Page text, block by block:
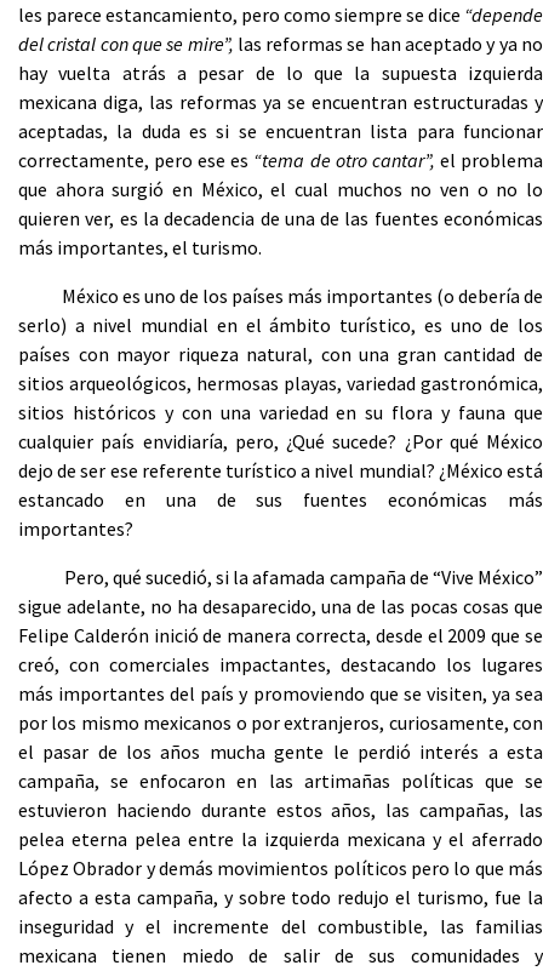
les parece estancamiento, pero como siempre se dice “depende
del cristal con que se mire”, las reformas se han aceptado y ya no
hay vuelta atrás a pesar de lo que la supuesta izquierda
mexicana diga, las reformas ya se encuentran estructuradas y
aceptadas, la duda es si se encuentran lista para funcionar
correctamente, pero ese es “tema de otro cantar”, el problema
que ahora surgió en México, el cual muchos no ven o no lo
quieren ver, es la decadencia de una de las fuentes económicas
más importantes, el turismo.
México es uno de los países más importantes (o debería de
serlo) a nivel mundial en el ámbito turístico, es uno de los
países con mayor riqueza natural, con una gran cantidad de
sitios arqueológicos, hermosas playas, variedad gastronómica,
sitios históricos y con una variedad en su flora y fauna que
cualquier país envidiaría, pero, ¿Qué sucede? ¿Por qué México
dejo de ser ese referente turístico a nivel mundial? ¿México está
estancado en una de sus fuentes económicas más
importantes?
Pero, qué sucedió, si la afamada campaña de “Vive México”
sigue adelante, no ha desaparecido, una de las pocas cosas que
Felipe Calderón inició de manera correcta, desde el 2009 que se
creó, con comerciales impactantes, destacando los lugares
más importantes del país y promoviendo que se visiten, ya sea
por los mismo mexicanos o por extranjeros, curiosamente, con
el pasar de los años mucha gente le perdió interés a esta
campaña, se enfocaron en las artimañas políticas que se
estuvieron haciendo durante estos años, las campañas, las
pelea eterna pelea entre la izquierda mexicana y el aferrado
López Obrador y demás movimientos políticos pero lo que más
afecto a esta campaña, y sobre todo redujo el turismo, fue la
inseguridad y el incremente del combustible, las familias
mexicana tienen miedo de salir de sus comunidades y